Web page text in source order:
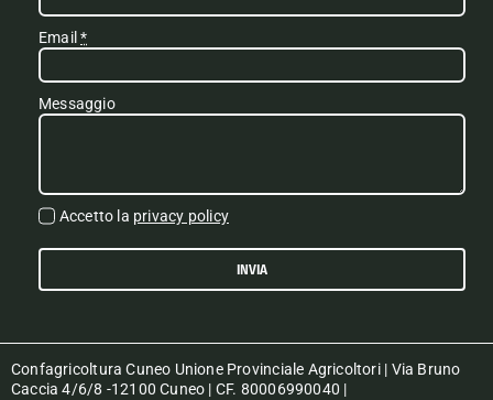
Email*
Messaggio
Accetto la privacy policy
INVIA
Confagricoltura Cuneo Unione Provinciale Agricoltori | Via Bruno
Caccia 4/6/8 -12100 Cuneo | CF. 80006990040 |